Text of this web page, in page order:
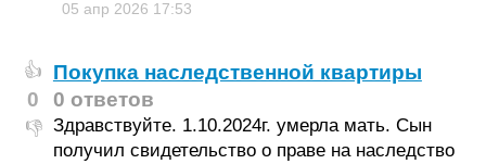
05 апр 2026 17:53
👍
0
👎
Покупка наследственной квартиры
0 ответов
Здравствуйте. 1.10.2024г. умерла мать. Сын
получил свидетельство о праве на наследство